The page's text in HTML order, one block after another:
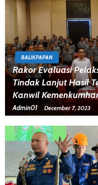
BALIKPAPAN
Rakor Evaluasi
Tindak Lanjut Hasil
Kanwil
Admin01 December 7, 2023